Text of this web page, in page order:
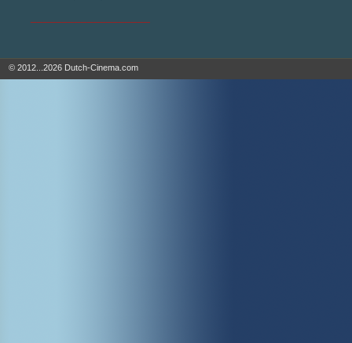
© 2012...2026 Dutch-Cinema.com